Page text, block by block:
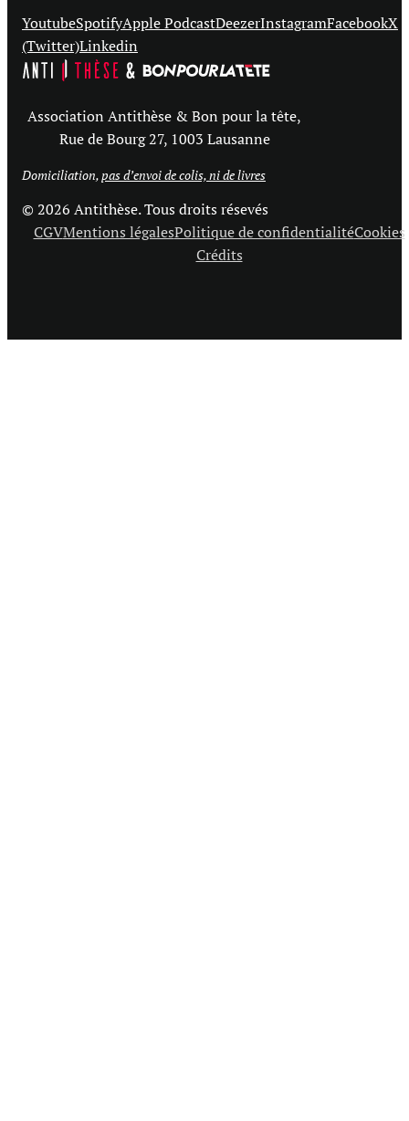
YoutubeSpotifyApple PodcastDeezerInstagramFacebookX
(Twitter)Linkedin
Association Antithèse & Bon pour la tête,
Rue de Bourg 27, 1003 Lausanne
Domiciliation, pas d’envoi de colis, ni de livres
© 2026 Antithèse. Tous droits résevés
CGVMentions légalesPolitique de confidentialitéCookies
Crédits